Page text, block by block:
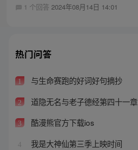
1 个回答 2024年08月14日 14:01
热门问答
1 与生命赛跑的好词好句摘抄
2 道隐无名与老子德经第四十一章
3 酷漫熊官方下载ios
4 我是大神仙第三季上映时间